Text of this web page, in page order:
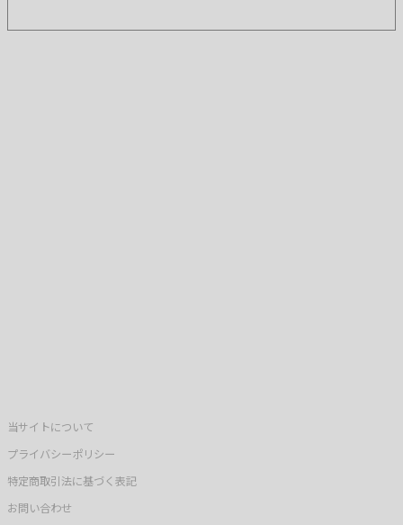
当サイトについて
プライバシーポリシー
特定商取引法に基づく表記
お問い合わせ